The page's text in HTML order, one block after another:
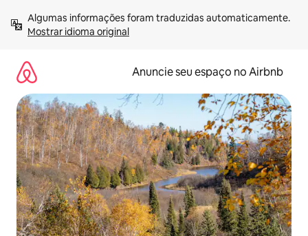
para
Mostrar idioma original
Anuncie seu espaço no Airbnb